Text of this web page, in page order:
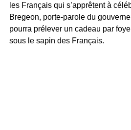
les Français qui s’apprêtent à
Bregeon, porte-parole du
pourra prélever un cadeau par
sous le sapin des Français.